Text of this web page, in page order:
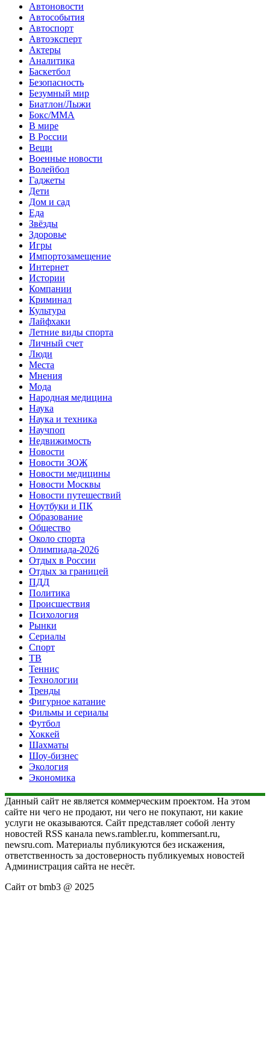
Автоновости
Автособытия
Автоспорт
Автоэксперт
Актеры
Аналитика
Баскетбол
Безопасность
Безумный мир
Биатлон/Лыжи
Бокс/MMA
В мире
В России
Вещи
Военные новости
Волейбол
Гаджеты
Дети
Дом и сад
Еда
Звёзды
Здоровье
Игры
Импортозамещение
Интернет
Истории
Компании
Криминал
Культура
Лайфхаки
Летние виды спорта
Личный счет
Люди
Места
Мнения
Мода
Народная медицина
Наука
Наука и техника
Научпоп
Недвижимость
Новости
Новости ЗОЖ
Новости медицины
Новости Москвы
Новости путешествий
Ноутбуки и ПК
Образование
Общество
Около спорта
Олимпиада-2026
Отдых в России
Отдых за границей
ПДД
Политика
Происшествия
Психология
Рынки
Сериалы
Спорт
ТВ
Теннис
Технологии
Тренды
Фигурное катание
Фильмы и сериалы
Футбол
Хоккей
Шахматы
Шоу-бизнес
Экология
Экономика
Данный сайт не является коммерческим проектом. На этом
сайте ни чего не продают, ни чего не покупают, ни какие
услуги не оказываются. Сайт представляет собой ленту
новостей RSS канала news.rambler.ru, kommersant.ru,
newsru.com. Материалы публикуются без искажения,
ответственность за достоверность публикуемых новостей
Администрация сайта не несёт.
Сайт от bmb3 @ 2025